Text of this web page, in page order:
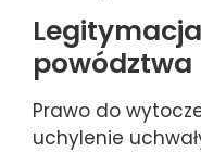
powództwa
Prawo do
uchylenie